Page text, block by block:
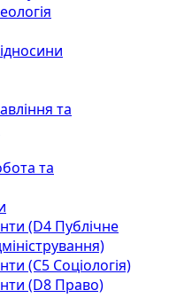
та
та
(D4 Публічне
(С5 Соціологія)
(D8 Право)